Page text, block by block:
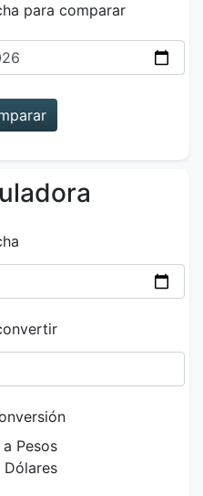
para comparar
Pesos
Dólares